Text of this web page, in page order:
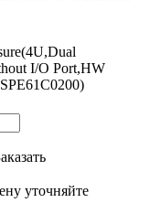
I/O Port,HW
уточняйте